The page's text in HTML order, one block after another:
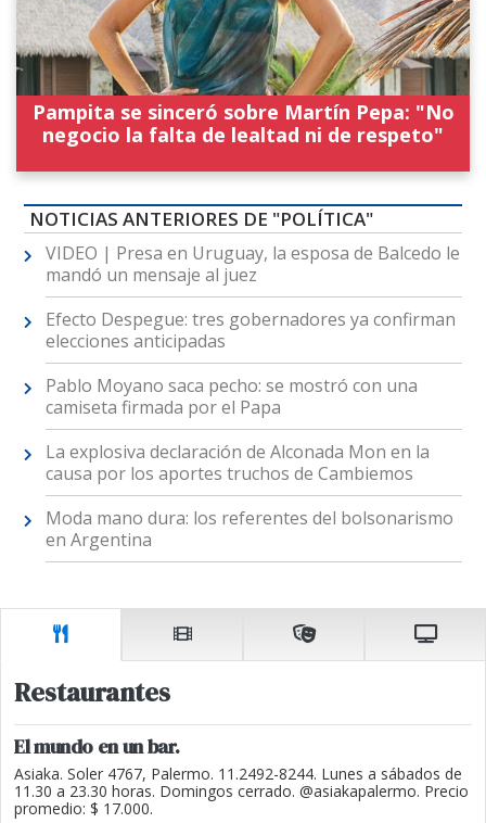
Pampita se sinceró sobre Martín Pepa: "No
negocio la falta de lealtad ni de respeto"
NOTICIAS ANTERIORES DE "POLÍTICA"
VIDEO | Presa en Uruguay, la esposa de Balcedo le
mandó un mensaje al juez
Efecto Despegue: tres gobernadores ya confirman
elecciones anticipadas
Pablo Moyano saca pecho: se mostró con una
camiseta firmada por el Papa
La explosiva declaración de Alconada Mon en la
causa por los aportes truchos de Cambiemos
Moda mano dura: los referentes del bolsonarismo
en Argentina
Restaurantes
El mundo en un bar.
Asiaka. Soler 4767, Palermo. 11.2492-8244. Lunes a sábados de
11.30 a 23.30 horas. Domingos cerrado. @asiakapalermo. Precio
promedio: $ 17.000.